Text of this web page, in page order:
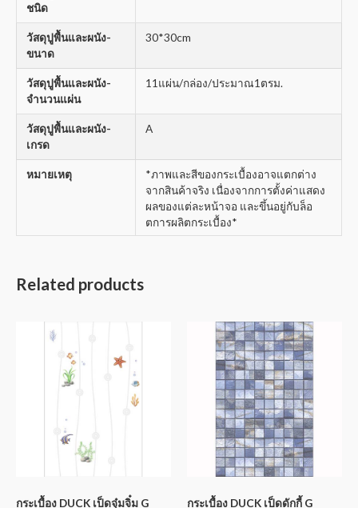
ชนิด
วัสดุปูพื้นและผนัง-
ขนาด
30*30cm
วัสดุปูพื้นและผนัง-
จำนวนแผ่น
11แผ่น/กล่อง/ประมาณ1ตรม.
วัสดุปูพื้นและผนัง-
เกรด
A
หมายเหตุ
*ภาพและสีของกระเบื้องอาจแตกต่าง
จากสินค้าจริง เนื่องจากการตั้งค่าแสดง
ผลของแต่ละหน้าจอ และขึ้นอยู่กับล็อ
ตการผลิตกระเบื้อง*
Related products
กระเบื้อง DUCK เป็ดจุ๋มจิ๋ม G กระเบื้อง DUCK เป็ดดักกี้ G